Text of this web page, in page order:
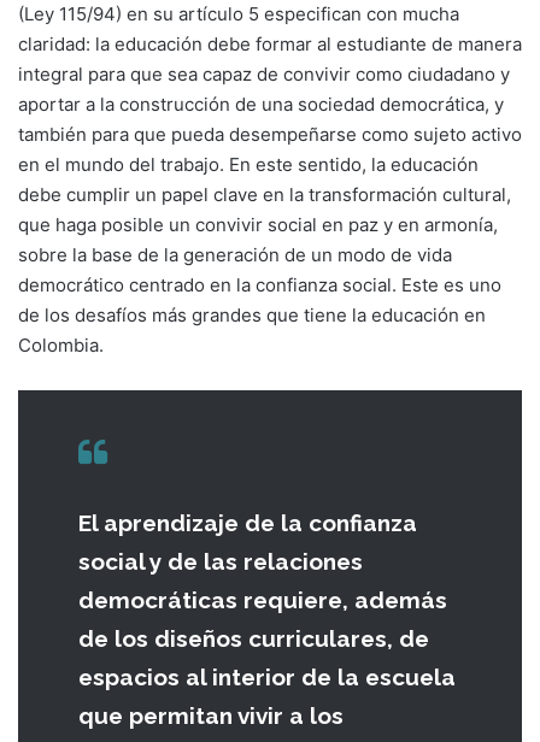
(Ley 115/94) en su artículo 5 especifican con mucha
claridad: la educación debe formar al estudiante de manera
integral para que sea capaz de convivir como ciudadano y
aportar a la construcción de una sociedad democrática, y
también para que pueda desempeñarse como sujeto activo
en el mundo del trabajo. En este sentido, la educación
debe cumplir un papel clave en la transformación cultural,
que haga posible un convivir social en paz y en armonía,
sobre la base de la generación de un modo de vida
democrático centrado en la confianza social. Este es uno
de los desafíos más grandes que tiene la educación en
Colombia.
El aprendizaje de la confianza
social y de las relaciones
democráticas requiere, además
de los diseños curriculares, de
espacios al interior de la escuela
que permitan vivir a los